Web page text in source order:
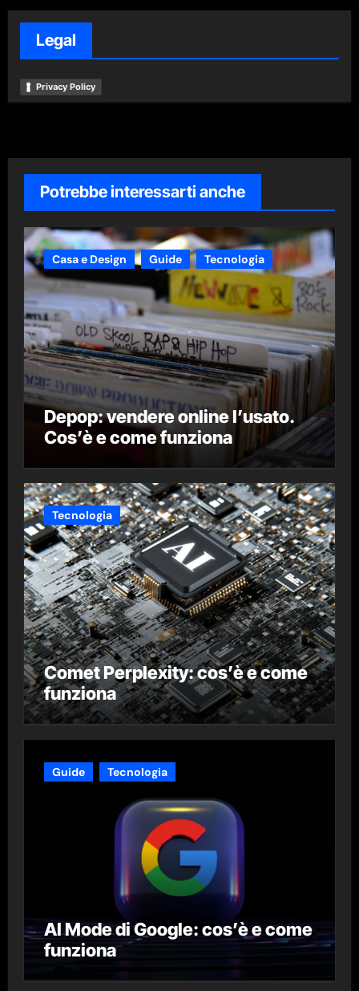
Legal
Privacy Policy
Potrebbe interessarti anche
Casa e Design Guide Tecnologia
Depop: vendere online l’usato.
Cos’è e come funziona
Tecnologia
Comet Perplexity: cos’è e come
funziona
Guide Tecnologia
AI Mode di Google: cos’è e come
funziona